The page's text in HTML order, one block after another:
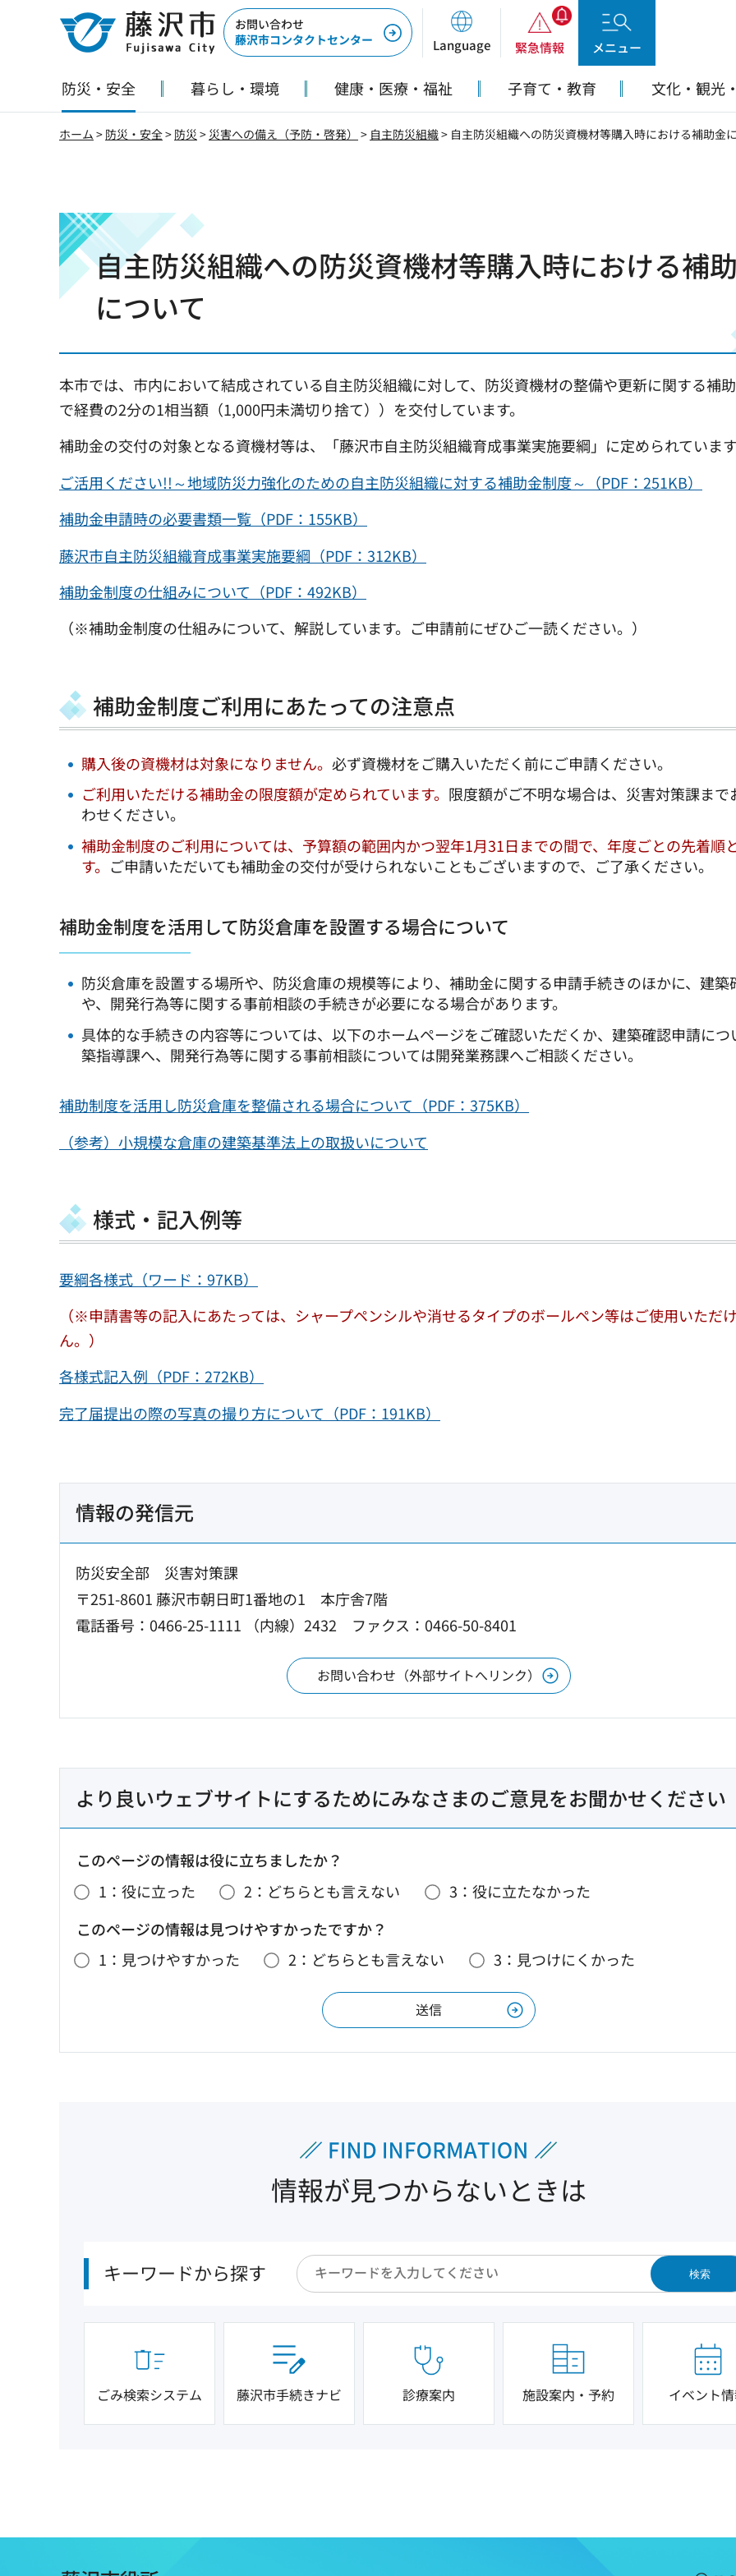
藤沢市
お問い合わせ
藤沢市コンタクトセンター
Language 緊急情報 メニュー
防災・安全 暮らし・環境 健康・医療・福祉 子育て・教育 文化・観光
ホーム > 防災・安全> 防災 > 災害への備え（予防・啓発） > 自主防災組織> 自主防災組織への防災資機材等購入時における補助金
自主防災組織への防災資機材等購入時における補
について
本市では、市内において結成されている自主防災組織に対して、防災資機材の整備や更新に関する補
で経費の2分の1相当額（1,000円未満切り捨て））を交付しています。
補助金の交付の対象となる資機材等は、「藤沢市自主防災組織育成事業実施要綱」に定められていま
ご活用ください!!～地域防災力強化のための自主防災組織に対する補助金制度～（PDF：251KB）
補助金申請時の必要書類一覧（PDF：155KB）
藤沢市自主防災組織育成事業実施要綱（PDF：312KB）
補助金制度の仕組みについて（PDF：492KB）
（※補助金制度の仕組みについて、解説しています。ご申請前にぜひご一読ください。）
補助金制度ご利用にあたっての注意点
購入後の資機材は対象になりません。 必ず資機材をご購入いただく前にご申請ください。
ご利用いただける補助金の限度額が定められています。 限度額がご不明な場合は、災害対策課まで
わせください。
補助金制度のご利用については、予算額の範囲内かつ翌年1月31日までの間で、年度ごとの先着順
す。 ご申請いただいても補助金の交付が受けられないこともございますので、ご了承ください。
補助金制度を活用して防災倉庫を設置する場合について
防災倉庫を設置する場所や、防災倉庫の規模等により、補助金に関する申請手続きのほかに、建築
や、開発行為等に関する事前相談の手続きが必要になる場合があります。
具体的な手続きの内容等については、以下のホームページをご確認いただくか、建築確認申請につ
築指導課へ、開発行為等に関する事前相談については開発業務課へご相談ください。
補助制度を活用し防災倉庫を整備される場合について（PDF：375KB）
（参考）小規模な倉庫の建築基準法上の取扱いについて
様式・記入例等
要綱各様式（ワード：97KB）
（※申請書等の記入にあたっては、シャープペンシルや消せるタイプのボールペン等はご使用いただ
ん。）
各様式記入例（PDF：272KB）
完了届提出の際の写真の撮り方について（PDF：191KB）
情報の発信元
防災安全部 災害対策課
〒251-8601 藤沢市朝日町1番地の1 本庁舎7階
電話番号：0466-25-1111 （内線）2432
ファクス：0466-50-8401
お問い合わせ（外部サイトへリンク）
より良いウェブサイトにするためにみなさまのご意見をお聞かせください
このページの情報は役に立ちましたか？
1：役に立った
2：どちらとも言えない
3：役に立たなかった
このページの情報は見つけやすかったですか？
1：見つけやすかった
2：どちらとも言えない 3：見つけにくかった
情報が見つからないときは
キーワードから探す 検索
ごみ検索システム 藤沢市手続きナビ 診療案内 施設案内・予約 イベント